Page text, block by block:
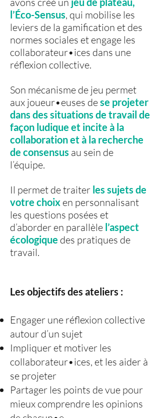
l’Éco-Sensus, qui mobilise les
leviers de la gamification et des
normes sociales et engage les
collaborateur•ices dans une
réflexion collective.
Son mécanisme de jeu permet
aux joueur•euses dese projeter
dans des situations de travail de
façon ludique et incite à la
collaboration et à la recherche
de consensus au sein de
l’équipe.
Il permet de traiter les sujets de
votre choix en personnalisant
les questions posées et
d’aborder en parallèle l’aspect
écologique des pratiques de
travail.
Les objectifs des ateliers :
Engager une réflexion collective
autour d’un sujet
Impliquer et motiver les
collaborateur•ices, et les aider à
se projeter
Partager les points de vue pour
mieux comprendre les opinions